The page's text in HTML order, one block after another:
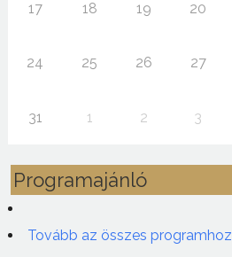
17 18 19 20
24 25 26 27
31 1 2 3
Programajánló
Tovább az összes programhoz